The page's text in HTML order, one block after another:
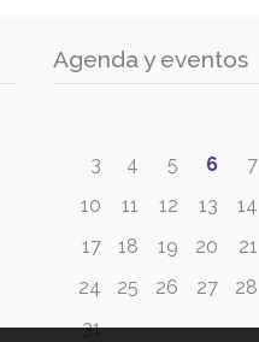
Agenda y eventos
3
4 5 6 7
10
11 12 13 14
17
18 19 20 21
24
25 26 27 28
31